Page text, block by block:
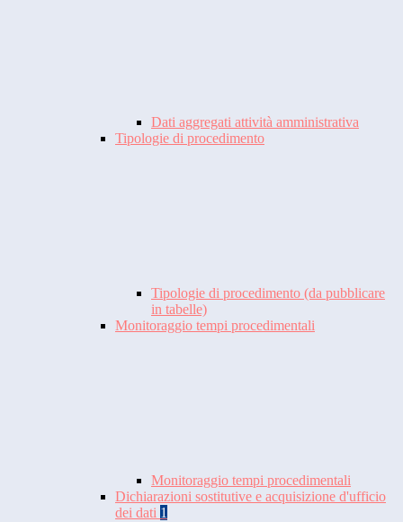
Dati aggregati attività amministrativa
Tipologie di procedimento
Tipologie di procedimento (da pubblicare
in tabelle)
Monitoraggio tempi procedimentali
Monitoraggio tempi procedimentali
Dichiarazioni sostitutive e acquisizione d'ufficio
dei dati 1